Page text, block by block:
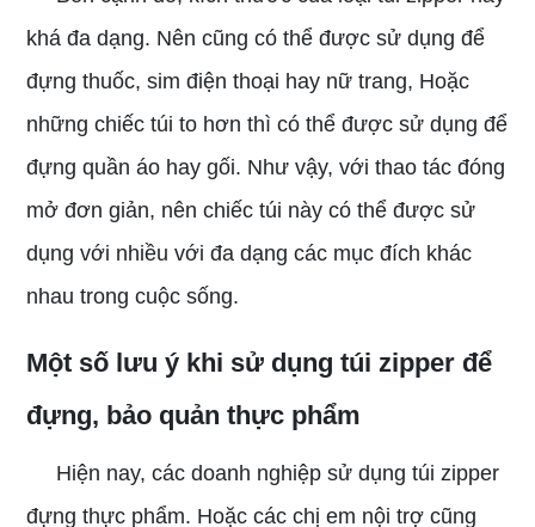
khá đa dạng. Nên cũng có thể được sử dụng để
đựng thuốc, sim điện thoại hay nữ trang, Hoặc
những chiếc túi to hơn thì có thể được sử dụng để
đựng quần áo hay gối. Như vậy, với thao tác đóng
mở đơn giản, nên chiếc túi này có thể được sử
dụng với nhiều với đa dạng các mục đích khác
nhau trong cuộc sống.
Một số lưu ý khi sử dụng túi zipper để
đựng, bảo quản thực phẩm
Hiện nay, các doanh nghiệp sử dụng túi zipper
đựng thực phẩm. Hoặc các chị em nội trợ cũng